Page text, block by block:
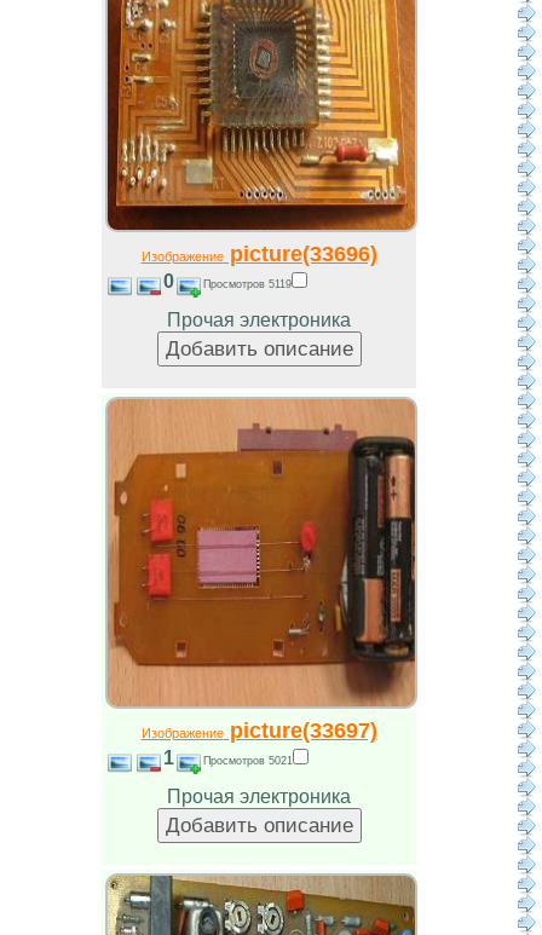
Изображениеpicture(33696)
0 Просмотров 5119
Прочая электроника
Изображениеpicture(33697)
1 Просмотров 5021
Прочая электроника